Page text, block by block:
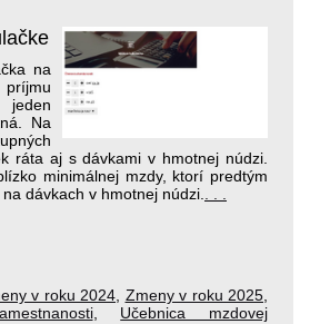
na
jeden
Na
ráta aj s dávkami v hmotnej núdzi.
minimálnej mzdy, ktorí pred­tým
dávkach v hmotnej núdzi.
v roku 2024 Zmeny v roku 2025
, Učebnica mzdovej